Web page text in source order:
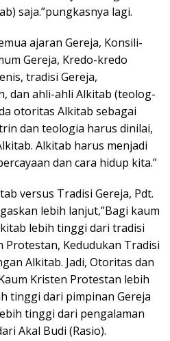
saja.”pungkasnya lagi.
ajaran Gereja, Konsili-
Gereja, Kredo-kredo
tradisi Gereja,
dan ahli-ahli Alkitab (teolog-
otoritas Alkitab sebagai
dan teologia harus dinilai,
Alkitab harus menjadi
dan cara hidup kita.”
versus Tradisi Gereja, Pdt.
lebih lanjut,”Bagi kaum
lebih tinggi dari tradisi
Protestan, Kedudukan Tradisi
Alkitab. Jadi, Otoritas dan
Kristen Protestan lebih
tinggi dari pimpinan Gereja
tinggi dari pengalaman
Akal Budi (Rasio).